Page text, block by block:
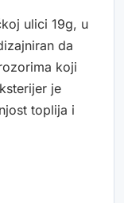
ulici 19g, u
da
koji
je
toplija i